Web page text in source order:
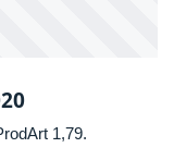
1,79.